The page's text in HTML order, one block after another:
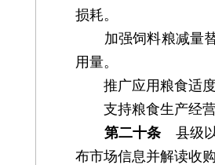
损耗。
加强饲料粮减量替
用量。
推广应用粮食适度
支持粮食生产经营
第二十条 县级
布市场信息并解读收购